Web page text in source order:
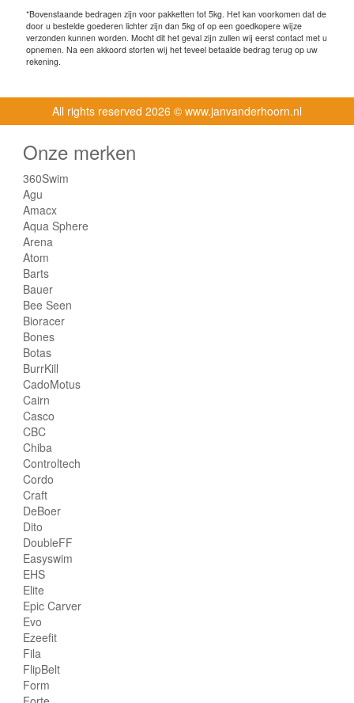
*Bovenstaande bedragen zijn voor pakketten tot 5kg. Het kan voorkomen dat de
door u bestelde goederen lichter zijn dan 5kg of op een goedkopere wijze
verzonden kunnen worden. Mocht dit het geval zijn zullen wij eerst contact met u
opnemen. Na een akkoord storten wij het teveel betaalde bedrag terug op uw
rekening.
All rights reserved 2026 © www.janvanderhoorn.nl
Onze merken
360Swim
Agu
Amacx
Aqua Sphere
Arena
Atom
Barts
Bauer
Bee Seen
Bioracer
Bones
Botas
BurrKill
CadoMotus
Cairn
Casco
CBC
Chiba
Controltech
Cordo
Craft
DeBoer
Dito
DoubleFF
Easyswim
EHS
Elite
Epic Carver
Evo
Ezeefit
Fila
FlipBelt
Form